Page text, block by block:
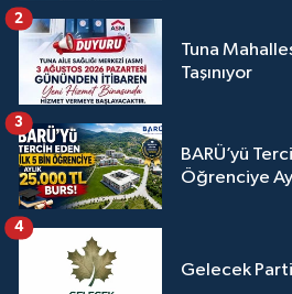
Tuna
Taşınıyor
2
BARÜ’yü
Öğrenciye
3
Gelecek
4